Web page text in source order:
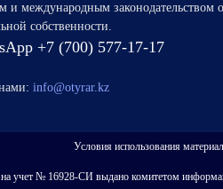
и международным законодательством
собственности.
+7 (700) 577-17-17
info@otyrar.kz
Условия использования
учет № 16928-СИ выдано комитетом